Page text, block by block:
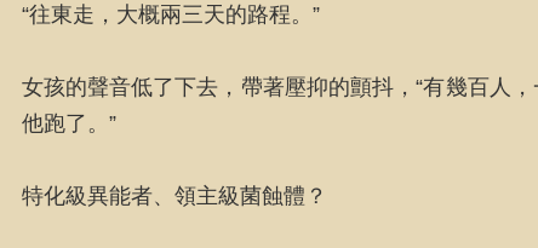
“往東走，大概兩三天的路程。”
女孩的聲音低了下去，帶著壓抑的顫抖，“有幾百
他跑了。”
特化級異能者、領主級菌蝕體？